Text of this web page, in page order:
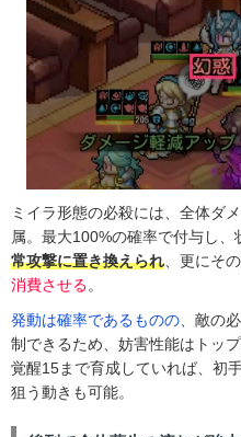
ミイラ形態の必殺には、全体ダ
属。最大100%の確率で付与し、
常攻撃に置き換えられ、更にそ
消費させる。
発動は確率であるものの、敵の
制できるため、妨害性能はトッ
覚醒15まで育成していれば、初
狙う動きも可能。